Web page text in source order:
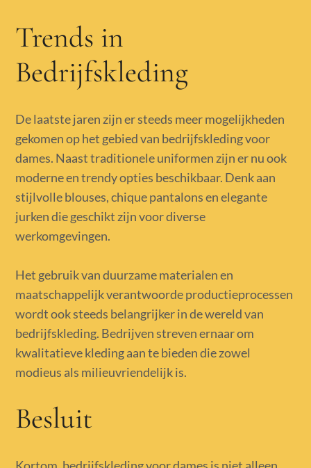
Trends in
Bedrijfskleding
De laatste jaren zijn er steeds meer mogelijkheden
gekomen op het gebied van bedrijfskleding voor
dames. Naast traditionele uniformen zijn er nu ook
moderne en trendy opties beschikbaar. Denk aan
stijlvolle blouses, chique pantalons en elegante
jurken die geschikt zijn voor diverse
werkomgevingen.
Het gebruik van duurzame materialen en
maatschappelijk verantwoorde productieprocessen
wordt ook steeds belangrijker in de wereld van
bedrijfskleding. Bedrijven streven ernaar om
kwalitatieve kleding aan te bieden die zowel
modieus als milieuvriendelijk is.
Besluit